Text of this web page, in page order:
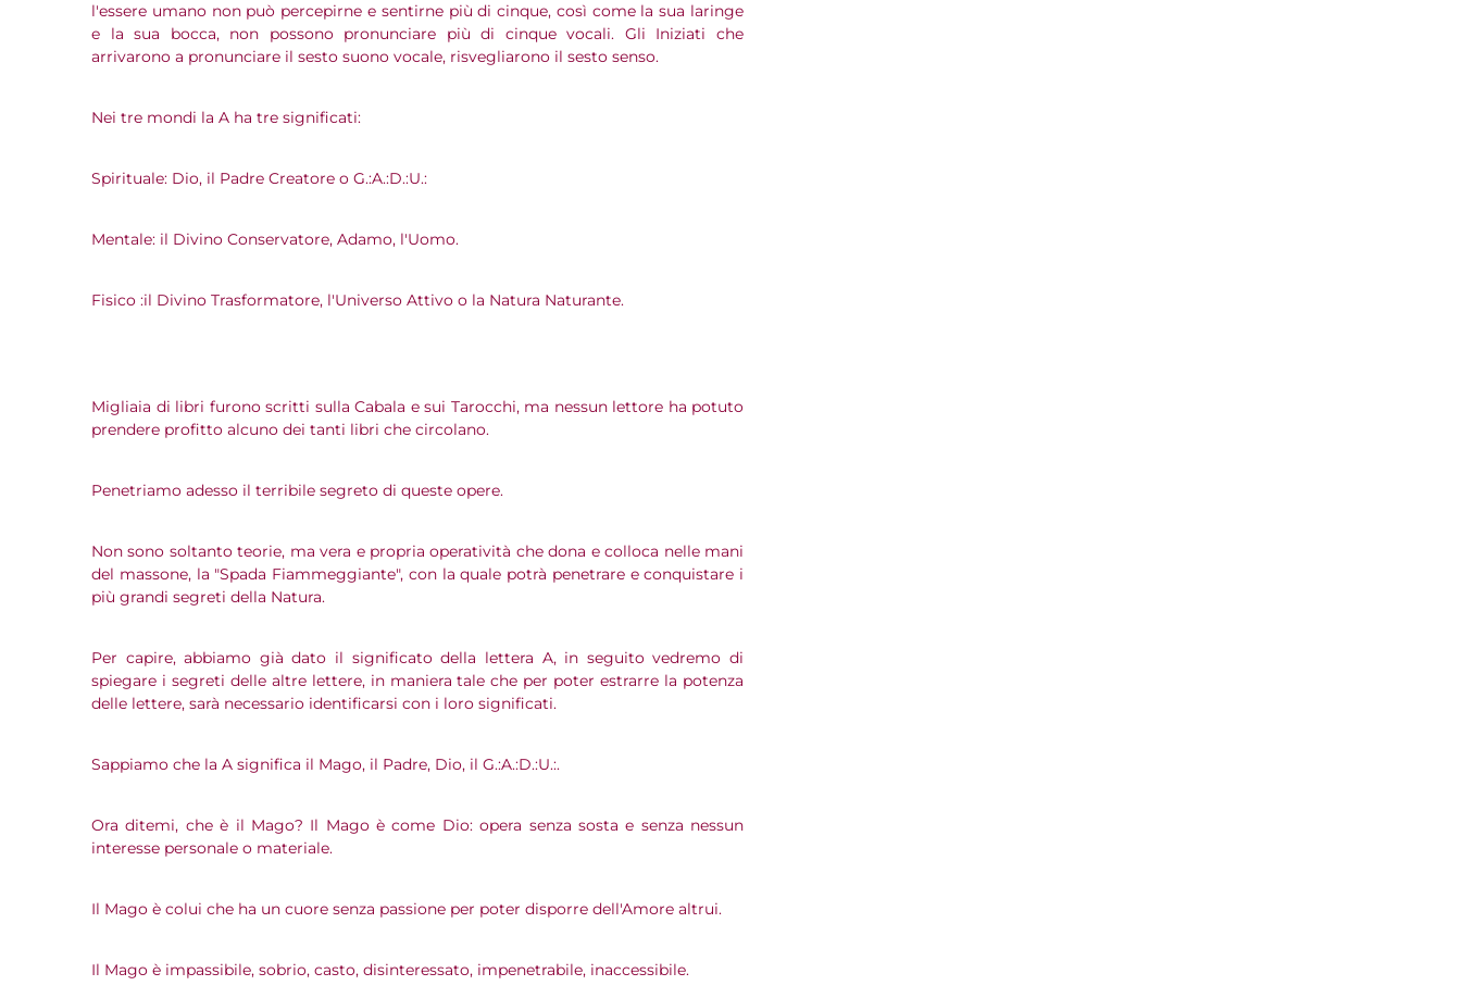
l'essere umano non può percepirne e sentirne più di cinque, così come la sua laringe
e la sua bocca, non possono pronunciare più di cinque vocali. Gli Iniziati che
arrivarono a pronunciare il sesto suono vocale, risvegliarono il sesto senso.
Nei tre mondi la A ha tre significati:
Spirituale: Dio, il Padre Creatore o G.:A.:D.:U.:
Mentale: il Divino Conservatore, Adamo, l'Uomo.
Fisico :il Divino Trasformatore, l'Universo Attivo o la Natura Naturante.
Migliaia di libri furono scritti sulla Cabala e sui Tarocchi, ma nessun lettore ha potuto
prendere profitto alcuno dei tanti libri che circolano.
Penetriamo adesso il terribile segreto di queste opere.
Non sono soltanto teorie, ma vera e propria operatività che dona e colloca nelle mani
del massone, la "Spada Fiammeggiante", con la quale potrà penetrare e conquistare i
più grandi segreti della Natura.
Per capire, abbiamo già dato il significato della lettera A, in seguito vedremo di
spiegare i segreti delle altre lettere, in maniera tale che per poter estrarre la potenza
delle lettere, sarà necessario identificarsi con i loro significati.
Sappiamo che la A significa il Mago, il Padre, Dio, il G.:A.:D.:U.:.
Ora ditemi, che è il Mago? Il Mago è come Dio: opera senza sosta e senza nessun
interesse personale o materiale.
Il Mago è colui che ha un cuore senza passione per poter disporre dell'Amore altrui.
Il Mago è impassibile, sobrio, casto, disinteressato, impenetrabile, inaccessibile.